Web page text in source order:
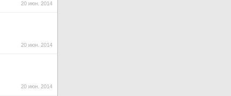
20 июн. 2014
20 июн. 2014
20 июн. 2014